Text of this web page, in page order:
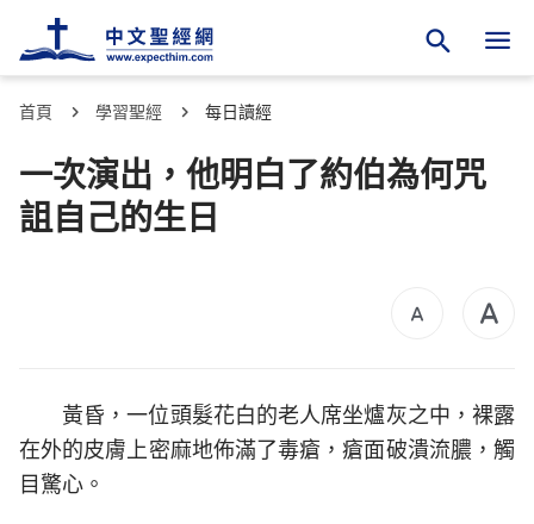
首頁 學習聖經 每日讀經
一次演出，他明白了約伯為何咒
詛自己的生日
黃昏，一位頭髮花白的老人席坐爐灰之中，裸露
在外的皮膚上密麻地佈滿了毒瘡，瘡面破潰流膿，觸
目驚心。